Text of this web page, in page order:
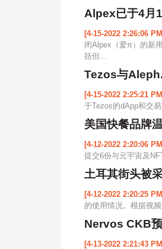
Alpex已于4月
[4-15-2022 2:26:06
闭Alpex（爱π）的新
括但...
Tezos与
[4-15-2022 2:25:21
于Tezos的dApp和交
美国快餐品牌
[4-12-2022 2:20:06
提交6份与元宇宙及
土耳其街头被
[4-12-2022 2:20:25
的使用情况。根据视
Nervos CKB
[4-13-2022 2:21:43